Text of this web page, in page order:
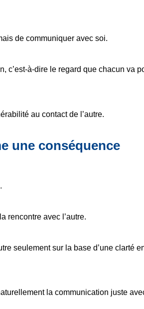
de communiquer avec soi.
c’est-à-dire le regard que chacun va
au contact de l’autre.
une conséquence
rencontre avec l’autre.
seulement sur la base d’une clarté
la communication juste